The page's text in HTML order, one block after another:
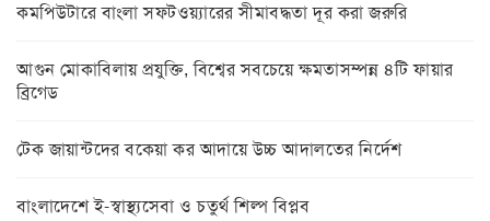
কমপিউটারে বাংলা সফটওয়্যারের সীমাবদ্ধতা দূর করা জরুরি
আগুন মোকাবিলায় প্রযুক্তি, বিশ্বের সবচেয়ে ক্ষমতাসম্পন্ন ৪টি ফায়ার
ব্রিগেড
টেক জায়ান্টদের বকেয়া কর আদায়ে উচ্চ আদালতের নির্দেশ
বাংলাদেশে ই-স্বাস্থ্যসেবা ও চতুর্থ শিল্প বিপ্লব